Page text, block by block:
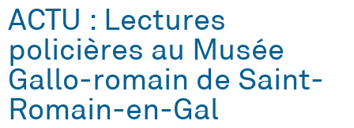
ACTU : Lectures
policières au Musée
Gallo-romain de Saint-
Romain-en-Gal